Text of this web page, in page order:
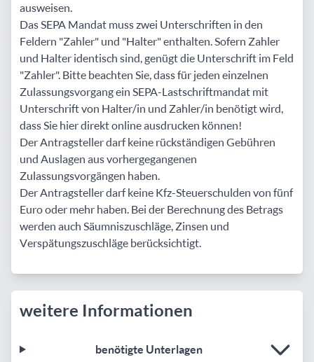
ausweisen.
Das SEPA Mandat muss zwei Unterschriften in den
Feldern "Zahler" und "Halter" enthalten. Sofern Zahler
und Halter identisch sind, genügt die Unterschrift im Feld
"Zahler". Bitte beachten Sie, dass für jeden einzelnen
Zulassungsvorgang ein SEPA-Lastschriftmandat mit
Unterschrift von Halter/in und Zahler/in benötigt wird,
dass Sie hier direkt online ausdrucken können!
Der Antragsteller darf keine rückständigen Gebühren
und Auslagen aus vorhergegangenen
Zulassungsvorgängen haben.
Der Antragsteller darf keine Kfz-Steuerschulden von fünf
Euro oder mehr haben. Bei der Berechnung des Betrags
werden auch Säumniszuschläge, Zinsen und
Verspätungszuschläge berücksichtigt.
weitere Informationen
benötigte Unterlagen